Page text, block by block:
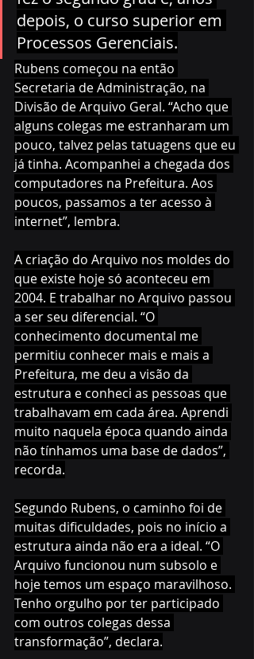
depois, o curso superior em
Processos Gerenciais.
Rubens começou na então
Secretaria de Administração, na
Divisão de Arquivo Geral. “Acho que
alguns colegas me estranharam um
pouco, talvez pelas tatuagens que eu
já tinha. Acompanhei a chegada dos
computadores na Prefeitura. Aos
poucos, passamos a ter acesso à
internet”, lembra.
A criação do Arquivo nos moldes do
que existe hoje só aconteceu em
2004. E trabalhar no Arquivo passou
a ser seu diferencial. “O
conhecimento documental me
permitiu conhecer mais e mais a
Prefeitura, me deu a visão da
estrutura e conheci as pessoas que
trabalhavam em cada área. Aprendi
muito naquela época quando ainda
não tínhamos uma base de dados”,
recorda.
Segundo Rubens, o caminho foi de
muitas dificuldades, pois no início a
estrutura ainda não era a ideal. “O
Arquivo funcionou num subsolo e
hoje temos um espaço maravilhoso.
Tenho orgulho por ter participado
com outros colegas dessa
transformação”, declara.